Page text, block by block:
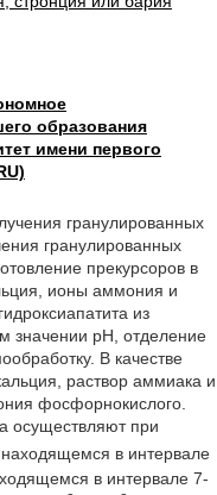
образования
имени первого
гранулированных
гранулированных
прекурсоров в
ионы аммония и
из
значении рН, отделение
В качестве
раствор аммиака и
фосфорнокислого.
осуществляют при
в интервале
в интервале 7-